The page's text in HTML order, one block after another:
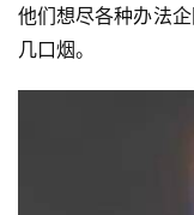
他们想尽各种办法
几口烟。